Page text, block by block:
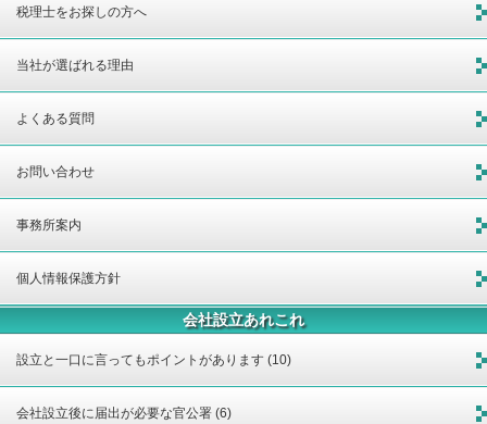
税理士をお探しの方へ
当社が選ばれる理由
よくある質問
お問い合わせ
事務所案内
個人情報保護方針
会社設立あれこれ
設立と一口に言ってもポイントがあります (10)
会社設立後に届出が必要な官公署 (6)